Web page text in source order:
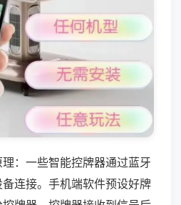
：一些智能控牌器通过蓝牙
连接。手机端软件预设好牌